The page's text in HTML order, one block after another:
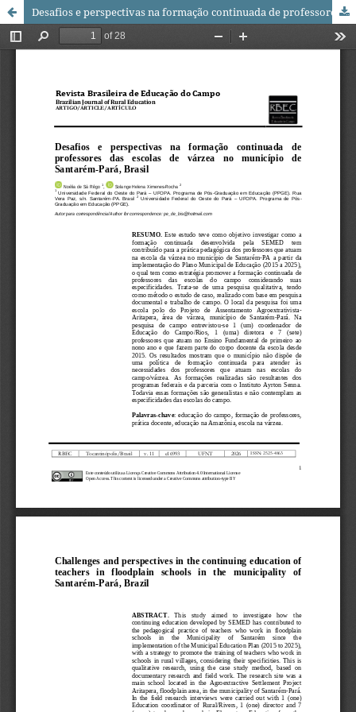
Desafios e perspectivas na formação continuada de professores das escolas de várzea no município de Santarém-Pará, Brasil